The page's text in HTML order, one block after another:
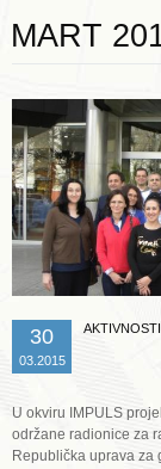
MART
30
03.2015
U okviru IMPULS
održane radionice za
Republička uprava za